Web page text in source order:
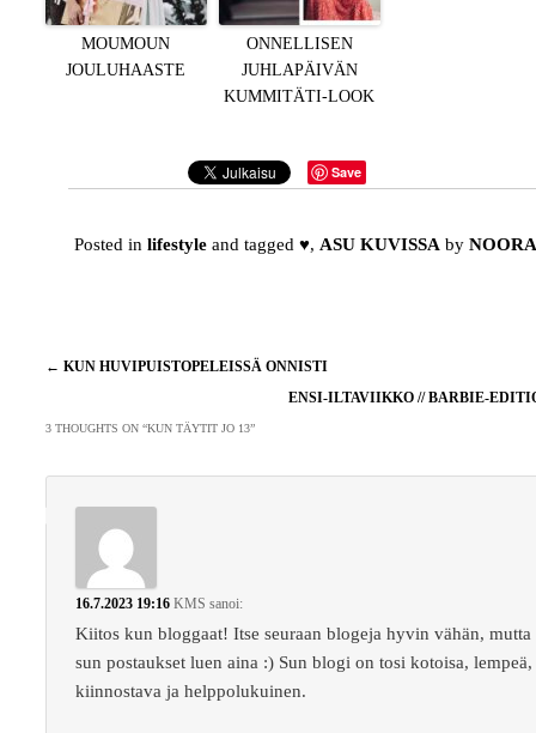
MOUMOUN
JOULUHAASTE
ONNELLISEN
JUHLAPÄIVÄN
KUMMITÄTI-LOOK
Save
Posted in lifestyleand tagged ♥, ASU KUVISSAby NOORA
Artikkelien
← KUN HUVIPUISTOPELEISSÄ ONNISTI
ENSI-ILTAVIIKKO // BARBIE-
3 THOUGHTS ON “KUN TÄYTIT JO 13”
16.7.2023 19:16 KMS sanoi:
Kiitos kun bloggaat! Itse seuraan blogeja hyvin vähän, mutta
sun postaukset luen aina :) Sun blogi on tosi kotoisa, lempeä,
kiinnostava ja helppolukuinen.